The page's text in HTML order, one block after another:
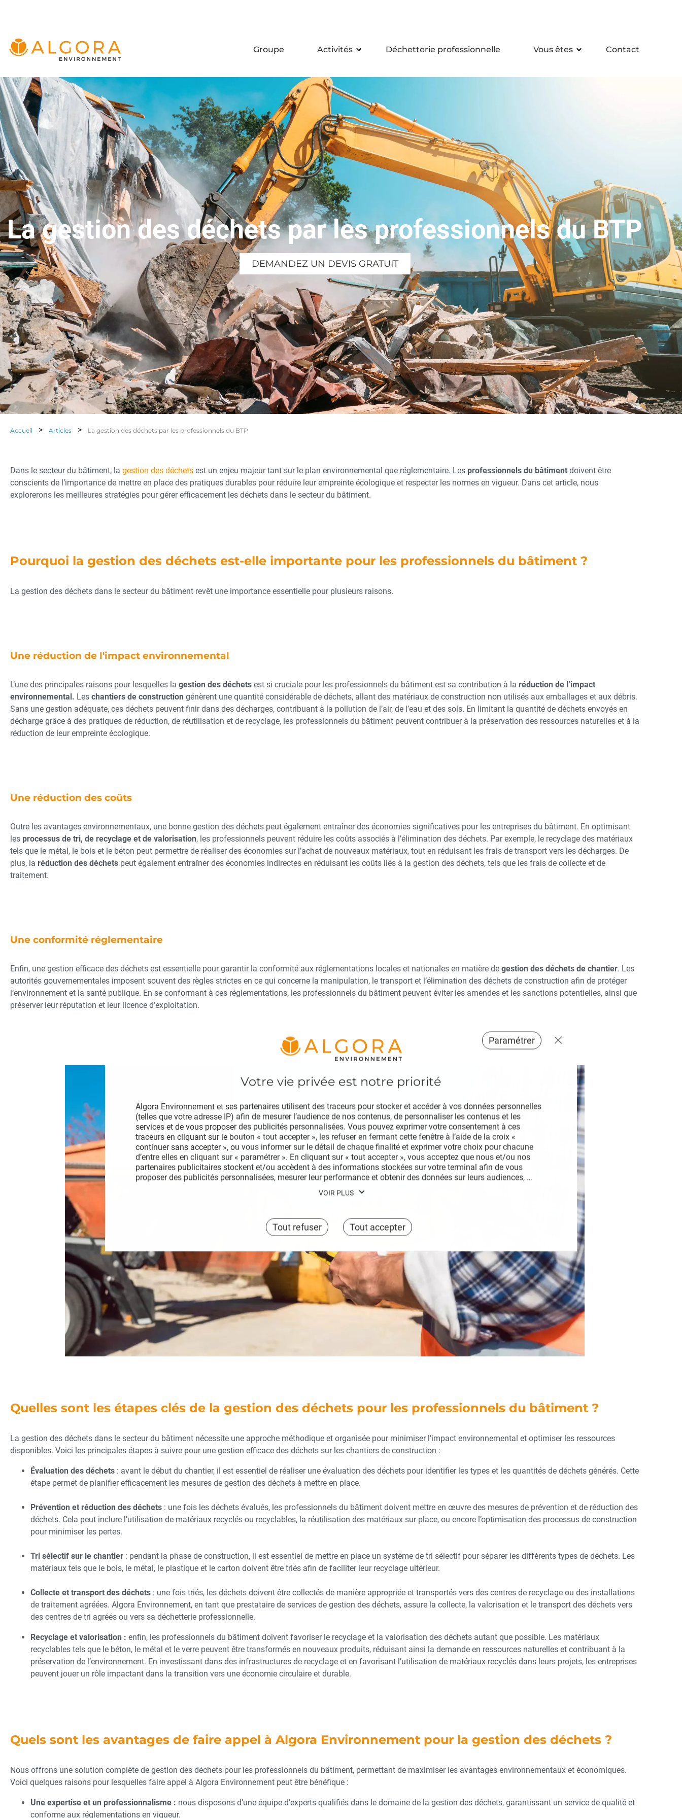
Algora Environnement et ses partenaires utilisent des traceurs pour stocker et accéder à vos données personnelles
(telles que votre adresse IP) afin de mesurer l’audience de nos contenus, de personnaliser les contenus et les
services et de vous proposer des publicités personnalisées. Vous pouvez exprimer votre consentement à ces
traceurs en cliquant sur le bouton « tout accepter », les refuser en fermant cette fenêtre à l’aide de la croix «
continuer sans accepter », ou vous informer sur le détail de chaque finalité et exprimer votre choix pour chacune
d’entre elles en cliquant sur « paramétrer ». En cliquant sur « tout accepter », vous acceptez que nous et/ou nos
partenaires publicitaires stockent et/ou accèdent à des informations stockées sur votre terminal afin de vous
proposer des publicités personnalisées, mesurer leur performance et obtenir des données sur leurs audiences,
publicités ou le contenu, mettre en correspondance et combiner des sources de données hors ligne, relier différents
données de géolocalisation précises, analyser activement les caractéristiques du terminal pour l’identification.
Vous pouvez modifier vos choix à tout moment en cliquant sur « Gérer mes cookies » en bas des pages de ce site.
Vous pouvez aussi consulter notre politique de confidentialité pour plus d’informations.
VOIR PLUS
Tout accepter
Tout refuser
Paramétrer
Groupe Activités Déchetterie professionnelle Vous êtes Contact
La gestion des déchets par les professionnels du BTP
DEMANDEZ UN DEVIS GRATUIT
Accueil > Articles > La gestion des déchets par les professionnels du BTP
Dans le secteur du bâtiment, la gestion des déchets est un enjeu majeur tant sur le plan environnemental que réglementaire. Les professionnels du bâtiment doivent être
conscients de l’importance de mettre en place des pratiques durables pour réduire leur empreinte écologique et respecter les normes en vigueur. Dans cet article, nous
explorerons les meilleures stratégies pour gérer efficacement les déchets dans le secteur du bâtiment.
Pourquoi la gestion des déchets est-elle importante pour les professionnels du bâtiment ?
La gestion des déchets dans le secteur du bâtiment revêt une importance essentielle pour plusieurs raisons.
Une réduction de l'impact environnemental
L’une des principales raisons pour lesquelles la gestion des déchets est si cruciale pour les professionnels du bâtiment est sa contribution à la réduction de l’impact
environnemental. Les chantiers de construction génèrent une quantité considérable de déchets, allant des matériaux de construction non utilisés aux emballages et aux débris.
Sans une gestion adéquate, ces déchets peuvent finir dans des décharges, contribuant à la pollution de l’air, de l’eau et des sols. En limitant la quantité de déchets envoyés en
décharge grâce à des pratiques de réduction, de réutilisation et de recyclage, les professionnels du bâtiment peuvent contribuer à la préservation des ressources naturelles et à la
réduction de leur empreinte écologique.
Une réduction des coûts
Outre les avantages environnementaux, une bonne gestion des déchets peut également entraîner des économies significatives pour les entreprises du bâtiment. En optimisant
les processus de tri, de recyclage et de valorisation, les professionnels peuvent réduire les coûts associés à l’élimination des déchets. Par exemple, le recyclage des matériaux
tels que le métal, le bois et le béton peut permettre de réaliser des économies sur l’achat de nouveaux matériaux, tout en réduisant les frais de transport vers les décharges. De
plus, la réduction des déchets peut également entraîner des économies indirectes en réduisant les coûts liés à la gestion des déchets, tels que les frais de collecte et de
traitement.
Une conformité réglementaire
Enfin, une gestion efficace des déchets est essentielle pour garantir la conformité aux réglementations locales et nationales en matière de gestion des déchets de chantier. Les
autorités gouvernementales imposent souvent des règles strictes en ce qui concerne la manipulation, le transport et l’élimination des déchets de construction afin de protéger
l’environnement et la santé publique. En se conformant à ces réglementations, les professionnels du bâtiment peuvent éviter les amendes et les sanctions potentielles, ainsi que
préserver leur réputation et leur licence d’exploitation.
Quelles sont les étapes clés de la gestion des déchets pour les professionnels du bâtiment ?
La gestion des déchets dans le secteur du bâtiment nécessite une approche méthodique et organisée pour minimiser l’impact environnemental et optimiser les ressources
disponibles. Voici les principales étapes à suivre pour une gestion efficace des déchets sur les chantiers de construction :
Évaluation des déchets : avant le début du chantier, il est essentiel de réaliser une évaluation des déchets pour identifier les types et les quantités de déchets générés. Cette
étape permet de planifier efficacement les mesures de gestion des déchets à mettre en place.
Prévention et réduction des déchets : une fois les déchets évalués, les professionnels du bâtiment doivent mettre en œuvre des mesures de prévention et de réduction des
déchets. Cela peut inclure l’utilisation de matériaux recyclés ou recyclables, la réutilisation des matériaux sur place, ou encore l’optimisation des processus de construction
pour minimiser les pertes.
Tri sélectif sur le chantier : pendant la phase de construction, il est essentiel de mettre en place un système de tri sélectif pour séparer les différents types de déchets. Les
matériaux tels que le bois, le métal, le plastique et le carton doivent être triés afin de faciliter leur recyclage ultérieur.
Collecte et transport des déchets : une fois triés, les déchets doivent être collectés de manière appropriée et transportés vers des centres de recyclage ou des installations
de traitement agréées. Algora Environnement, en tant que prestataire de services de gestion des déchets, assure la collecte, la valorisation et le transport des déchets vers
des centres de tri agréés ou vers sa déchetterie professionnelle.
Recyclage et valorisation : enfin, les professionnels du bâtiment doivent favoriser le recyclage et la valorisation des déchets autant que possible. Les matériaux
recyclables tels que le béton, le métal et le verre peuvent être transformés en nouveaux produits, réduisant ainsi la demande en ressources naturelles et contribuant à la
préservation de l’environnement. En investissant dans des infrastructures de recyclage et en favorisant l’utilisation de matériaux recyclés dans leurs projets, les entreprises
peuvent jouer un rôle impactant dans la transition vers une économie circulaire et durable.
Quels sont les avantages de faire appel à Algora Environnement pour la gestion des déchets ?
Nous offrons une solution complète de gestion des déchets pour les professionnels du bâtiment, permettant de maximiser les avantages environnementaux et économiques.
Voici quelques raisons pour lesquelles faire appel à Algora Environnement peut être bénéfique :
Une expertise et un professionnalisme : nous disposons d’une équipe d’experts qualifiés dans le domaine de la gestion des déchets, garantissant un service de qualité et
conforme aux réglementations en vigueur.